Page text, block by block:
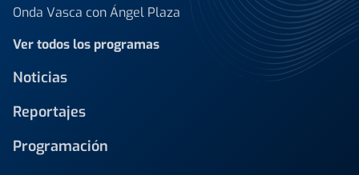
Onda Vasca con Ángel Plaza
Ver todos los programas
Noticias
Reportajes
Programación